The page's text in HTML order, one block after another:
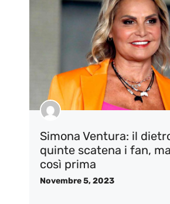
Simona Ventura: il
quinte scatena i fan,
così prima
Novembre 5, 2023